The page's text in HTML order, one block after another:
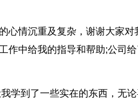
心情沉重及复杂，谢谢大家
作中给我的指导和帮助;公司
学到了一些实在的东西，无